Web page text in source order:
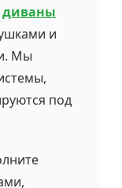
диваны
и
Мы
под